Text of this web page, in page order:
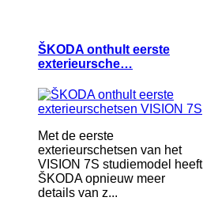
ŠKODA onthult eerste
exterieursche…
Met de eerste
exterieurschetsen van het
VISION 7S studiemodel heeft
ŠKODA opnieuw meer
details van z...